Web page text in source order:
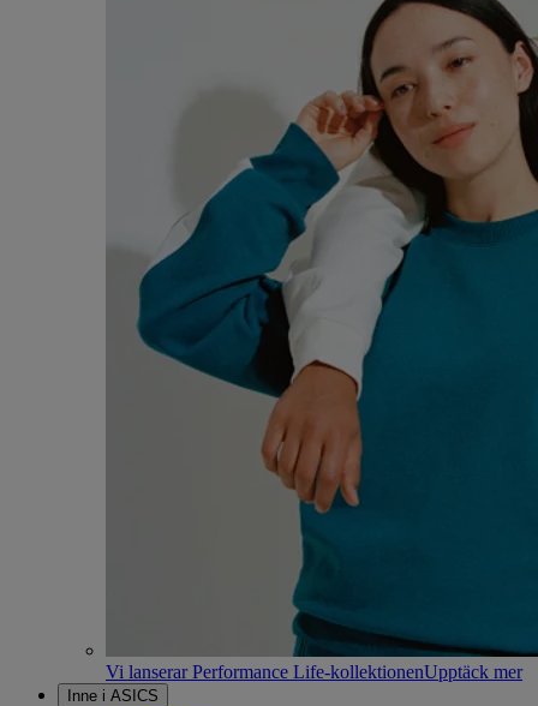
Vi lanserar Performance Life-kollektionenUpptäck mer
Inne i ASICS